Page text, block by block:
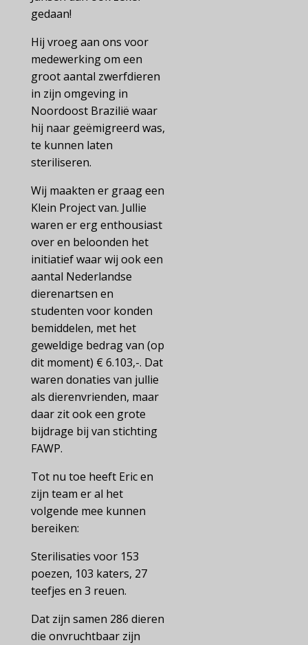
gedaan!
Hij vroeg aan ons voor
medewerking om een
groot aantal zwerfdieren
in zijn omgeving in
Noordoost Brazilië waar
hij naar geëmigreerd was,
te kunnen laten
steriliseren.
Wij maakten er graag een
Klein Project van. Jullie
waren er erg enthousiast
over en beloonden het
initiatief waar wij ook een
aantal Nederlandse
dierenartsen en
studenten voor konden
bemiddelen, met het
geweldige bedrag van (op
dit moment) € 6.103,-. Dat
waren donaties van jullie
als dierenvrienden, maar
daar zit ook een grote
bijdrage bij van stichting
FAWP.
Tot nu toe heeft Eric en
zijn team er al het
volgende mee kunnen
bereiken:
Sterilisaties voor 153
poezen, 103 katers, 27
teefjes en 3 reuen.
Dat zijn samen 286 dieren
die onvruchtbaar zijn